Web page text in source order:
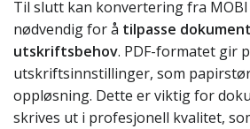
Til slutt kan konvertering fra
nødvendig for å tilpasse
utskriftsbehov. PDF-formatet gir
utskriftsinnstillinger, som
oppløsning. Dette er viktig for
skrives ut i profesjonell kvalitet,